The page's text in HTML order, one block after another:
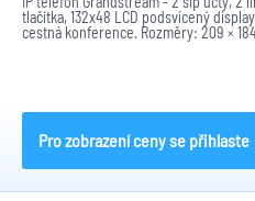
tlačítka, 132x48 LCD podsvícený
cestná konference. Rozměry: 209 ×
Pro zobrazení ceny se přihlaste